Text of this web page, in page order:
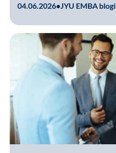
04.06.2026• JYU EMBA blogi